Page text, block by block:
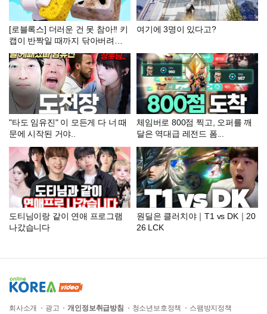
[로블록스] 더러운 건 못 참아!! 키
캡이 반짝일 때까지 닦아버려요
ㅋㅋ (Clean Your Keycaps) - 민
또 경또 -
여기에 3명이 있다고?
"타도 임유진" 이 모든게 다 너 때
문에 시작된 거야..
체임버로 800점 찍고, 오퍼를 깨
달은 역대급 레전드 폼...
도티님이랑 같이 연애 프로그램
나갔습니다
원딜은 클러치야｜T1 vs DK｜20
26 LCK
회사소개 광고 개인정보취급방침 청소년보호정책 스팸방지정책